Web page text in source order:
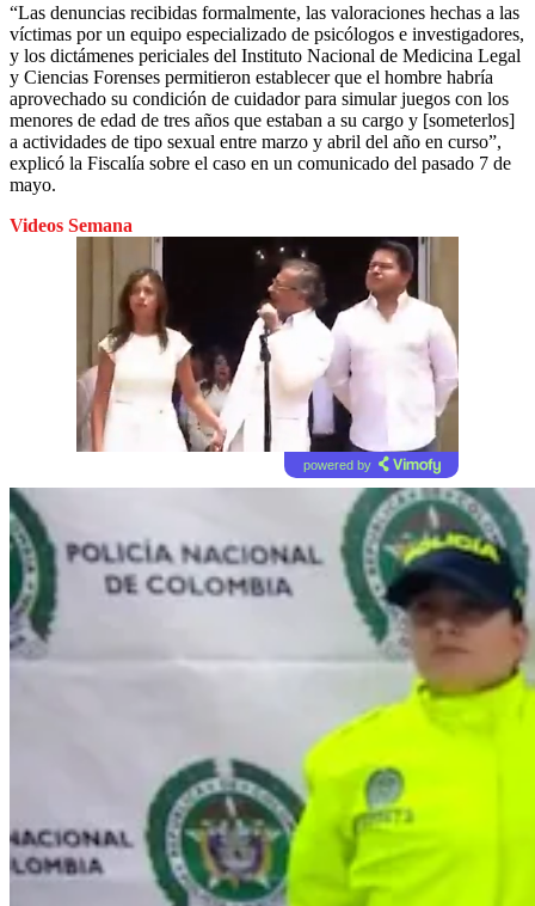
“Las denuncias recibidas formalmente, las valoraciones hechas a las
víctimas por un equipo especializado de psicólogos e investigadores,
y los dictámenes periciales del Instituto Nacional de Medicina Legal
y Ciencias Forenses permitieron establecer que el hombre habría
aprovechado su condición de cuidador para simular juegos con los
menores de edad de tres años que estaban a su cargo y [someterlos]
a actividades de tipo sexual entre marzo y abril del año en curso”,
explicó la Fiscalía sobre el caso en un comunicado del pasado 7 de
mayo.
Videos Semana
powered by